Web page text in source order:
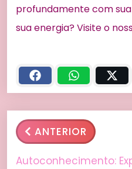
profundamente com
sua energia? Visite o
ANTERIOR
Autoconhecimento: